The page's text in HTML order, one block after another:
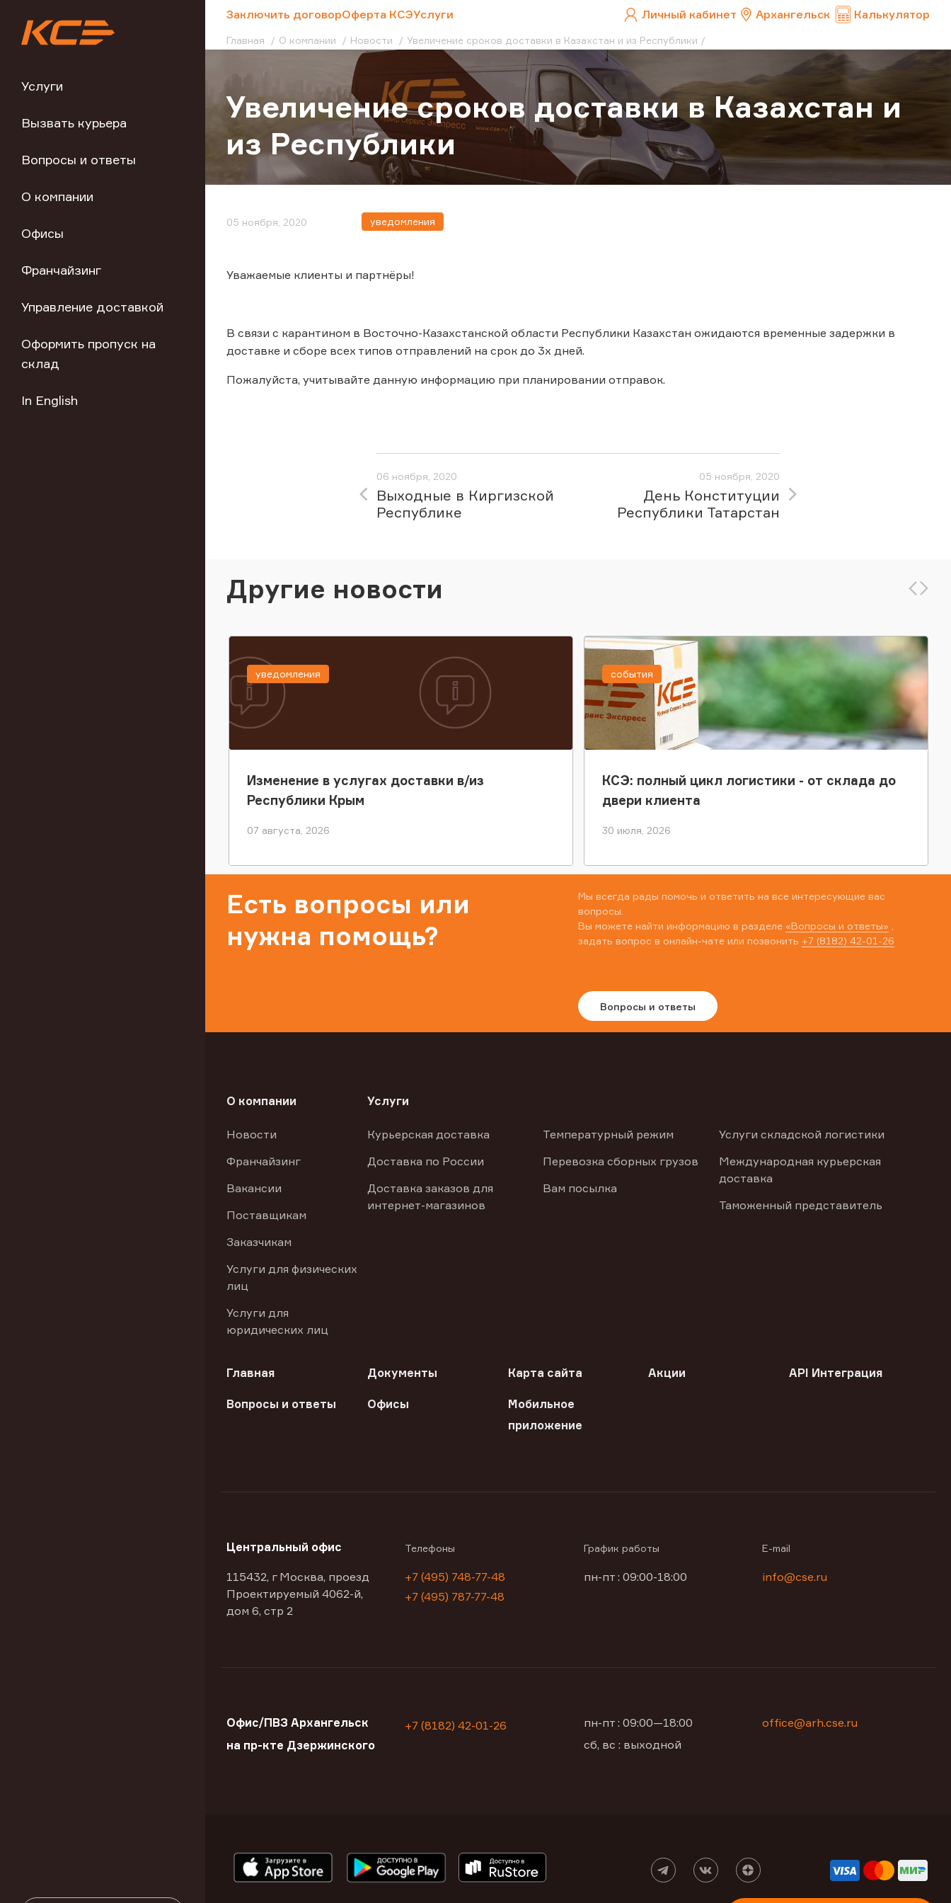
Услуги
Вызвать курьера
Вопросы и ответы
О компании
Офисы
Франчайзинг
Управление доставкой
Оформить пропуск на
склад
In English
Заключить договорОферта КСЭУслуги Личный кабинет Архангельск Калькулятор
Главная О компании Новости Увеличение сроков доставки в Казахстан и из Республики
Увеличение сроков доставки в Казахстан и
из Республики
05 ноября, 2020 уведомления
Уважаемые клиенты и партнёры!
В связи с карантином в Восточно-Казахстанской области Республики Казахстан ожидаются временные задержки в
доставке и сборе всех типов отправлений на срок до 3х дней.
Пожалуйста, учитывайте данную информацию при планировании отправок.
06 ноября, 2020
Выходные в Киргизской
Республике
05 ноября, 2020
День Конституции
Республики Татарстан
Другие новости
Изменение в услугах доставки в/из
Республики Крым
07 августа, 2026
уведомления
КСЭ: полный цикл логистики - от склада до
двери клиента
30 июля, 2026
события
Есть вопросы или
нужна помощь?
Мы всегда рады помочь и ответить на все интересующие вас
вопросы.
Вы можете найти информацию в разделе «Вопросы и ответы»
задать вопрос в онлайн-чате или позвонить +7 (8182) 42-01-26
Вопросы и ответы
О компании
Новости
Франчайзинг
Вакансии
Поставщикам
Заказчикам
Услуги для физических
лиц
Услуги для
юридических лиц
Услуги
Курьерская доставка
Доставка по России
Доставка заказов для
интернет-магазинов
Температурный режим
Перевозка сборных грузов
Вам посылка
Услуги складской логистики
Международная курьерская
доставка
Таможенный представитель
Главная Документы Карта сайта Акции API Интеграция
Вопросы и ответы Офисы
Мобильное
приложение
Центральный офис
115432, г Москва, проезд
Проектируемый 4062-й,
дом 6, стр 2
Телефоны
+7 (495) 748-77-48
+7 (495) 787-77-48
График работы
пн-пт : 09:00-18:00
E-mail
info@cse.ru
Офис/ПВЗ Архангельск
на пр-кте Дзержинского
+7 (8182) 42-01-26
пн-пт : 09:00—18:00
сб, вс : выходной
office@arh.cse.ru